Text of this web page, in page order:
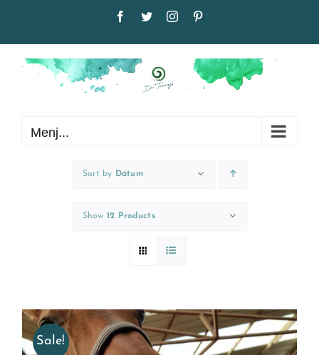
Facebook
TwitterInstagram
Menj...
Sort by Dátum
Show 12 Products
Sale!